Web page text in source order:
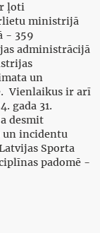
ļoti
ministrijā
- 359
administrācijā
un
Vienlaikus ir arī
gada 31.
desmit
un incidentu
Sporta
padomē -